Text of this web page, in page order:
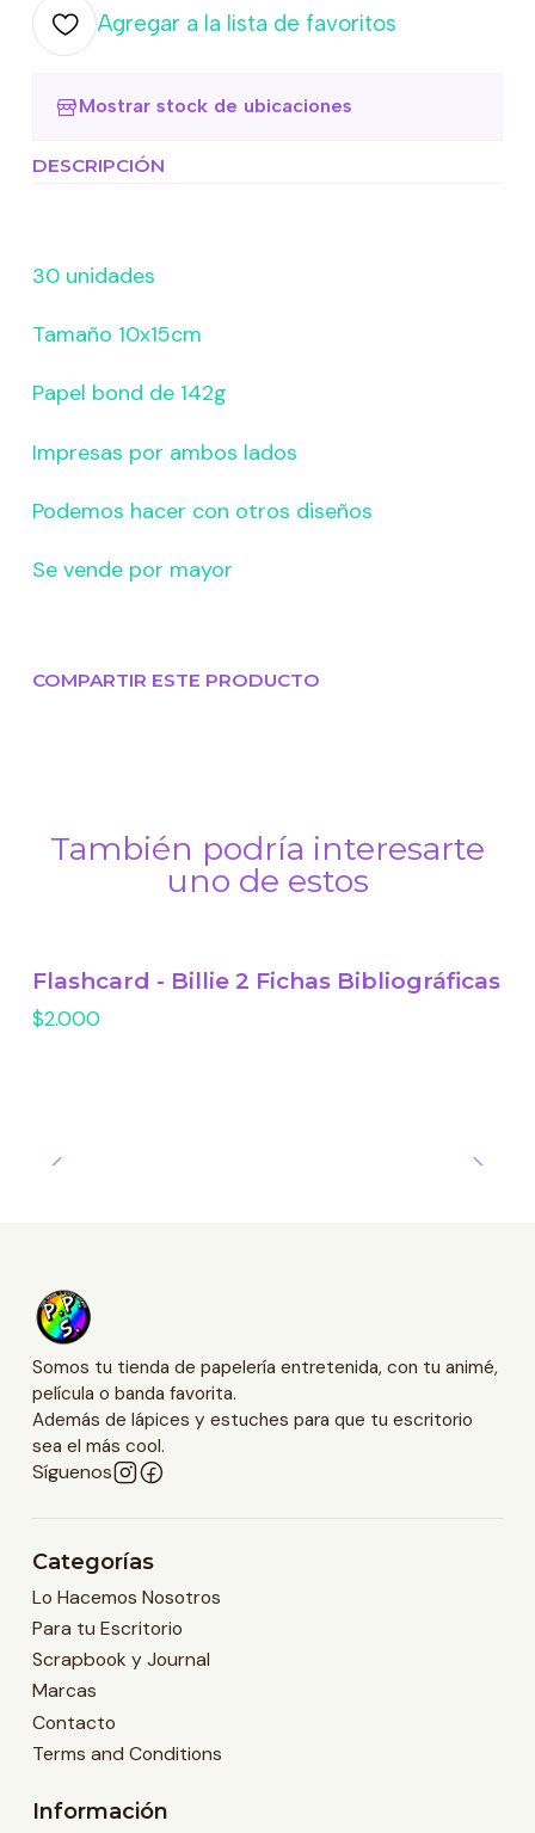
Agregar a la lista de favoritos
Mostrar stock de ubicaciones
DESCRIPCIÓN
30 unidades
Tamaño 10x15cm
Papel bond de 142g
Impresas por ambos lados
Podemos hacer con otros diseños
Se vende por mayor
COMPARTIR ESTE PRODUCTO
También podría interesarte
uno de estos
Flashcard - Billie 2 Fichas Bibliográficas
$2.000
Somos tu tienda de papelería entretenida, con tu animé,
película o banda favorita.
Además de lápices y estuches para que tu escritorio
sea el más cool.
Síguenos
Categorías
Lo Hacemos Nosotros
Para tu Escritorio
Scrapbook y Journal
Marcas
Contacto
Terms and Conditions
Información